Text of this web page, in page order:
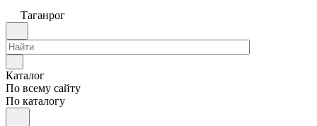
Таганрог
Каталог
По всему сайту
По каталогу